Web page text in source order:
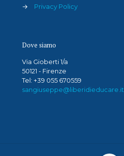
→
Privacy Policy
Dove siamo
Via Gioberti 1/a
50121 - Firenze
Tel: +39 055 670559
sangiuseppe@liberidieducare.it